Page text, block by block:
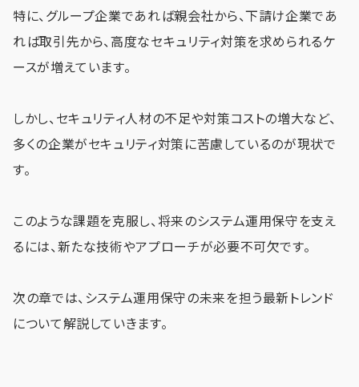
特に、グループ企業であれば親会社から、下請け企業であ
れば取引先から、高度なセキュリティ対策を求められるケ
ースが増えています。
しかし、セキュリティ人材の不足や対策コストの増大など、
多くの企業がセキュリティ対策に苦慮しているのが現状で
す。
このような課題を克服し、将来のシステム運用保守を支え
るには、新たな技術やアプローチが必要不可欠です。
次の章では、システム運用保守の未来を担う最新トレンド
について解説していきます。